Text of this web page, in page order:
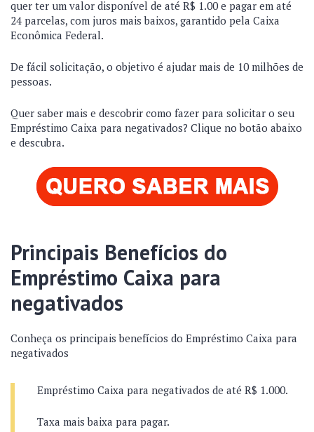
quer ter um valor disponível de até R$ 1.00 e pagar em até
24 parcelas, com juros mais baixos, garantido pela Caixa
Econômica Federal.
De fácil solicitação, o objetivo é ajudar mais de 10 milhões de
pessoas.
Quer saber mais e descobrir como fazer para solicitar o seu
Empréstimo Caixa para negativados? Clique no botão abaixo
e descubra.
Principais Benefícios do
Empréstimo Caixa para
negativados
Conheça os principais benefícios do Empréstimo Caixa para
negativados
Empréstimo Caixa para negativados de até R$ 1.000.
Taxa mais baixa para pagar.